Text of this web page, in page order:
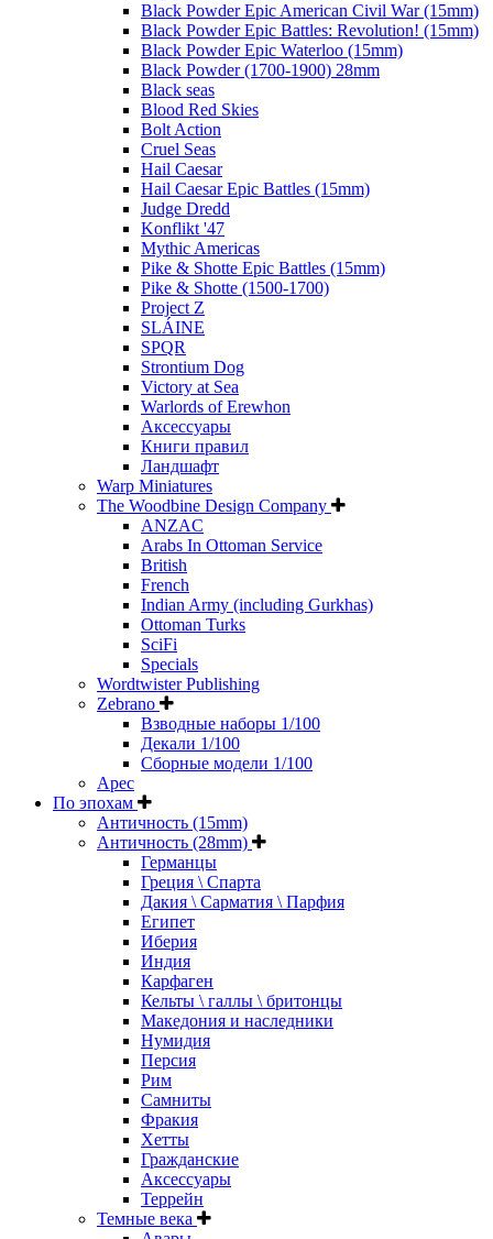
Black Powder Epic American Civil War (15mm)
Black Powder Epic Battles: Revolution! (15mm)
Black Powder Epic Waterloo (15mm)
Black Powder (1700-1900) 28mm
Black seas
Blood Red Skies
Bolt Action
Cruel Seas
Hail Caesar
Hail Caesar Epic Battles (15mm)
Judge Dredd
Konflikt '47
Mythic Americas
Pike & Shotte Epic Battles (15mm)
Pike & Shotte (1500-1700)
Project Z
SLÁINE
SPQR
Strontium Dog
Victory at Sea
Warlords of Erewhon
Аксессуары
Книги правил
Ландшафт
Warp Miniatures
The Woodbine Design Company
ANZAC
Arabs In Ottoman Service
British
French
Indian Army (including Gurkhas)
Ottoman Turks
SciFi
Specials
Wordtwister Publishing
Zebrano
Взводные наборы 1/100
Декали 1/100
Сборные модели 1/100
Арес
По эпохам
Античность (15mm)
Античность (28mm)
Германцы
Греция \ Спарта
Дакия \ Сарматия \ Парфия
Египет
Иберия
Индия
Карфаген
Кельты \ галлы \ бритонцы
Македония и наследники
Нумидия
Персия
Рим
Самниты
Фракия
Хетты
Гражданские
Аксессуары
Террейн
Темные века